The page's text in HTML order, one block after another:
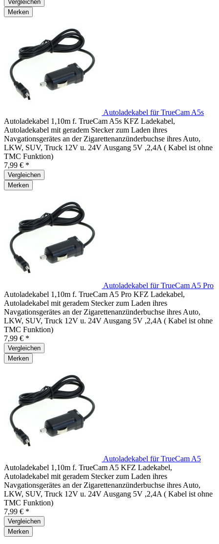
Vergleichen
Merken
Autoladekabel für TrueCam A5s
Autoladekabel 1,10m f. TrueCam A5s KFZ Ladekabel,
Autoladekabel mit geradem Stecker zum Laden ihres
Navgationsgerätes an der Zigarettenanzünderbuchse ihres Auto,
LKW, SUV, Truck 12V u. 24V Ausgang 5V ,2,4A ( Kabel ist ohne
TMC Funktion)
7,99 € *
Vergleichen
Merken
Autoladekabel für TrueCam A5 Pro
Autoladekabel 1,10m f. TrueCam A5 Pro KFZ Ladekabel,
Autoladekabel mit geradem Stecker zum Laden ihres
Navgationsgerätes an der Zigarettenanzünderbuchse ihres Auto,
LKW, SUV, Truck 12V u. 24V Ausgang 5V ,2,4A ( Kabel ist ohne
TMC Funktion)
7,99 € *
Vergleichen
Merken
Autoladekabel für TrueCam A5
Autoladekabel 1,10m f. TrueCam A5 KFZ Ladekabel,
Autoladekabel mit geradem Stecker zum Laden ihres
Navgationsgerätes an der Zigarettenanzünderbuchse ihres Auto,
LKW, SUV, Truck 12V u. 24V Ausgang 5V ,2,4A ( Kabel ist ohne
TMC Funktion)
7,99 € *
Vergleichen
Merken